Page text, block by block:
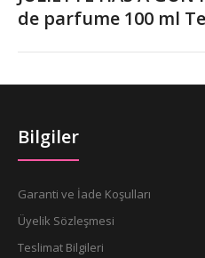
de parfume 100 ml
Bilgiler
Garanti ve İade Koşulları
Üyelik Sözleşmesi
Teslimat Bilgileri